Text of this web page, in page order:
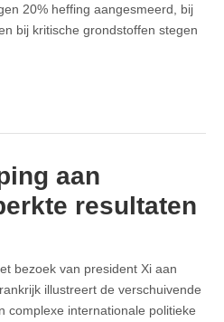
20% heffing aangesmeerd, bij
bij kritische grondstoffen stegen
aan
resultaten
bezoek van president Xi aan
illustreert de verschuivende
complexe internationale politieke